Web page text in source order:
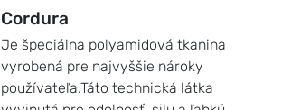
Cordura
Je špeciálna polyamidová tkanina
vyrobená pre najvyššie nároky
používateľa.Táto technická látka